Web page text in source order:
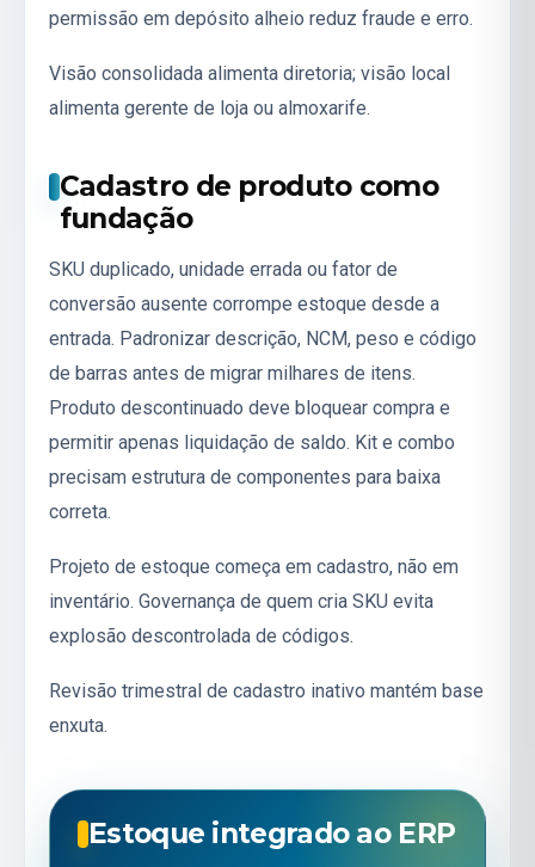
permissão em depósito alheio reduz fraude e erro.
Visão consolidada alimenta diretoria; visão local
alimenta gerente de loja ou almoxarife.
Cadastro de produto como
fundação
SKU duplicado, unidade errada ou fator de
conversão ausente corrompe estoque desde a
entrada. Padronizar descrição, NCM, peso e código
de barras antes de migrar milhares de itens.
Produto descontinuado deve bloquear compra e
permitir apenas liquidação de saldo. Kit e combo
precisam estrutura de componentes para baixa
correta.
Projeto de estoque começa em cadastro, não em
inventário. Governança de quem cria SKU evita
explosão descontrolada de códigos.
Revisão trimestral de cadastro inativo mantém base
enxuta.
Estoque integrado ao ERP